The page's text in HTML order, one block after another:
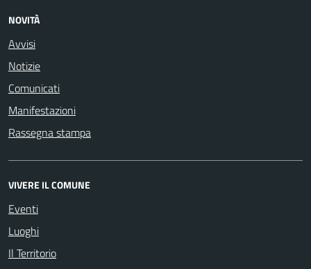
NOVITÀ
Avvisi
Notizie
Comunicati
Manifestazioni
Rassegna stampa
VIVERE IL COMUNE
Eventi
Luoghi
Il Territorio